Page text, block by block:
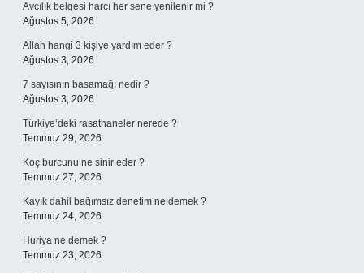
Avcılık belgesi harcı her sene yenilenir mi ?
Ağustos 5, 2026
Allah hangi 3 kişiye yardım eder ?
Ağustos 3, 2026
7 sayısının basamağı nedir ?
Ağustos 3, 2026
Türkiye’deki rasathaneler nerede ?
Temmuz 29, 2026
Koç burcunu ne sinir eder ?
Temmuz 27, 2026
Kayık dahil bağımsız denetim ne demek ?
Temmuz 24, 2026
Huriya ne demek ?
Temmuz 23, 2026